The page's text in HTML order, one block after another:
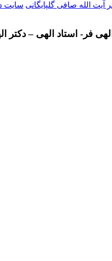
آیت الله صافی گلپایگانی سایت
فر- استاد الهی – دکتر